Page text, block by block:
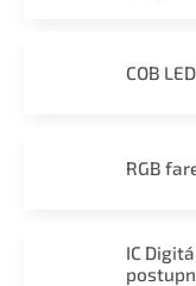
COB
RGB
IC